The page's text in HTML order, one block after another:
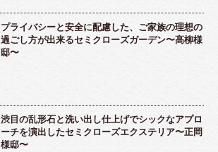
プライバシーと安全に配慮した、ご家族の理想の
過ごし方が出来るセミクローズガーデン〜高柳様
邸〜
渋目の乱形石と洗い出し仕上げでシックなアプロ
ーチを演出したセミクローズエクステリア〜正岡
様邸〜